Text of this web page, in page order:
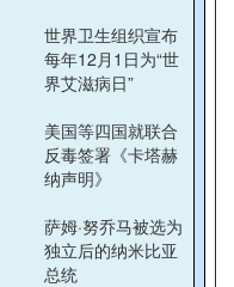
世界卫生组织宣布
每年12月1日为“世
界艾滋病日”
美国等四国就联合
反毒签署《卡塔赫
纳声明》
萨姆·努乔马被选为
独立后的纳米比亚
总统